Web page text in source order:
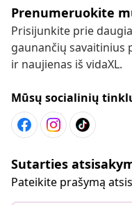
Prenumeruokite
Prisijunkite prie
gaunančių savaitinius
ir naujienas iš vidaXL.
Mūsų socialinių
Sutarties
Pateikite prašymą